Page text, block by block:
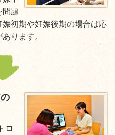
問題
初期や妊娠後期の場合は応
ります。
ロ